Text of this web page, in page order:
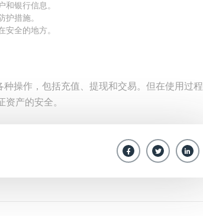
银行信息。
措施。
全的地方。
操作，包括充值、提现和交易。但在使用过程
产的安全。